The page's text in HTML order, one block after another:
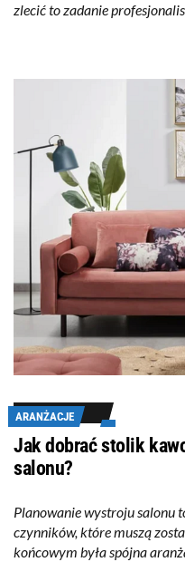
zlecić to zadanie
ARANŻACJE
Jak dobrać stolik
salonu?
Planowanie wystroju salonu
czynników, które muszą
końcowym była spójna